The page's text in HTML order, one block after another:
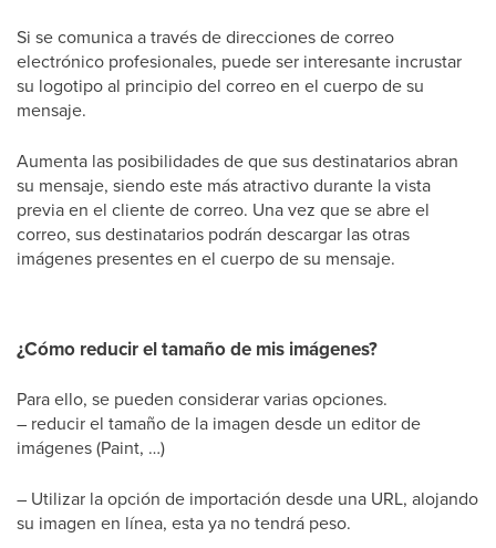
Si se comunica a través de direcciones de correo
electrónico profesionales, puede ser interesante incrustar
su logotipo al principio del correo en el cuerpo de su
mensaje.
Aumenta las posibilidades de que sus destinatarios abran
su mensaje, siendo este más atractivo durante la vista
previa en el cliente de correo. Una vez que se abre el
correo, sus destinatarios podrán descargar las otras
imágenes presentes en el cuerpo de su mensaje.
¿Cómo reducir el tamaño de mis imágenes?
Para ello, se pueden considerar varias opciones.
– reducir el tamaño de la imagen desde un editor de
imágenes (Paint, …)
– Utilizar la opción de importación desde una URL, alojando
su imagen en línea, esta ya no tendrá peso.